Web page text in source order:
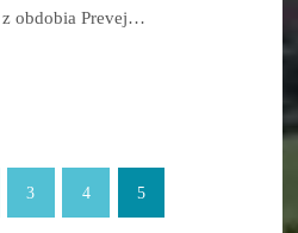
obdobia Prevej…
3 4 5